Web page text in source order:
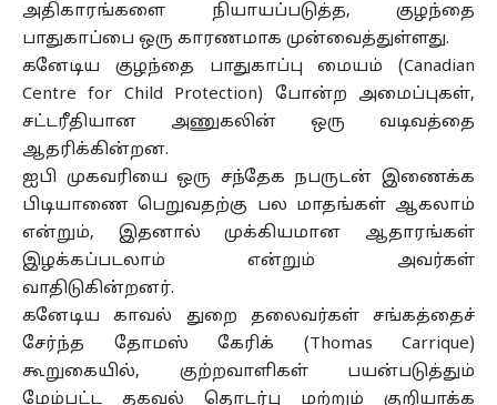
அதிகாரங்களை நியாயப்படுத்த, குழந்தை
பாதுகாப்பை ஒரு காரணமாக முன்வைத்துள்ளது.
கனேடிய குழந்தை பாதுகாப்பு மையம் (Canadian
Centre for Child Protection) போன்ற அமைப்புகள்,
சட்டரீதியான அணுகலின் ஒரு வடிவத்தை
ஆதரிக்கின்றன.
ஐபி முகவரியை ஒரு சந்தேக நபருடன் இணைக்க
பிடியாணை பெறுவதற்கு பல மாதங்கள் ஆகலாம்
என்றும், இதனால் முக்கியமான ஆதாரங்கள்
இழக்கப்படலாம் என்றும் அவர்கள்
வாதிடுகின்றனர்.
கனேடிய காவல் துறை தலைவர்கள் சங்கத்தைச்
சேர்ந்த தோமஸ் கேரிக் (Thomas Carrique)
கூறுகையில், குற்றவாளிகள் பயன்படுத்தும்
மேம்பட்ட தகவல் தொடர்பு மற்றும் குறியாக்க